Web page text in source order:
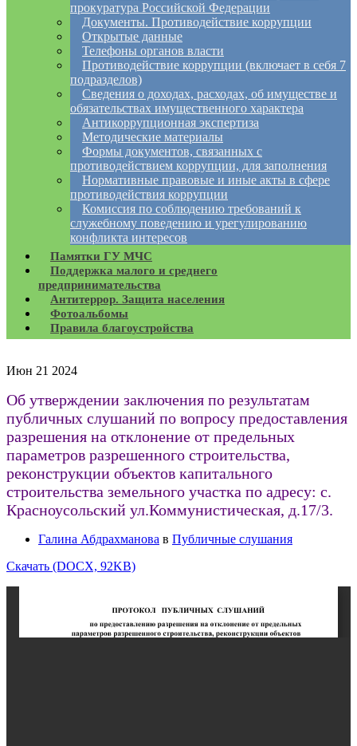
прокуратура Российской Федерации
Документы. Противодействие коррупции
Открытые данные
Телефоны органов власти
Противодействие коррупции (включает в себя 7
подразделов)
Сведения о доходах, расходах, об имуществе и
обязательствах имущественного характера
Антикоррупционная экспертиза
Методические материалы
Формы документов, связанных с
противодействием коррупции, для заполнения
Нормативные правовые и иные акты в сфере
противодействия коррупции
Комиссия по соблюдению требований к
служебному поведению и урегулированию
конфликта интересов
Памятки ГУ МЧС
Поддержка малого и среднего
предпринимательства
Антитеррор. Защита населения
Фотоальбомы
Правила благоустройства
Июн 21 2024
Об утверждении заключения по результатам
публичных слушаний по вопросу предоставления
разрешения на отклонение от предельных
параметров разрешенного строительства,
реконструкции объектов капитального
строительства земельного участка по адресу: с.
Красноусольский ул.Коммунистическая, д.17/3.
Галина Абдрахманова в Публичные слушания
Скачать (DOCX, 92KB)